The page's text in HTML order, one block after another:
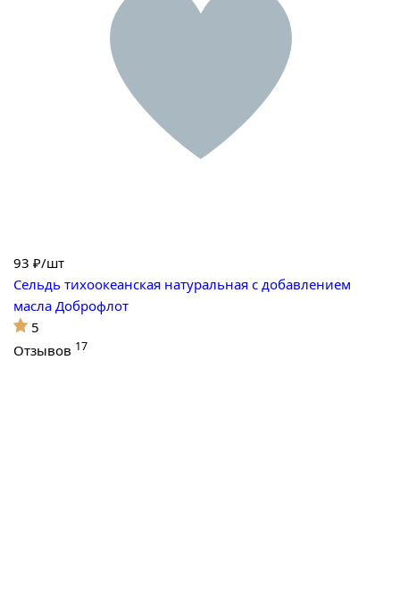
93 ₽/шт
Сельдь тихоокеанская натуральная с добавлением
масла Доброфлот
5
Отзывов 17